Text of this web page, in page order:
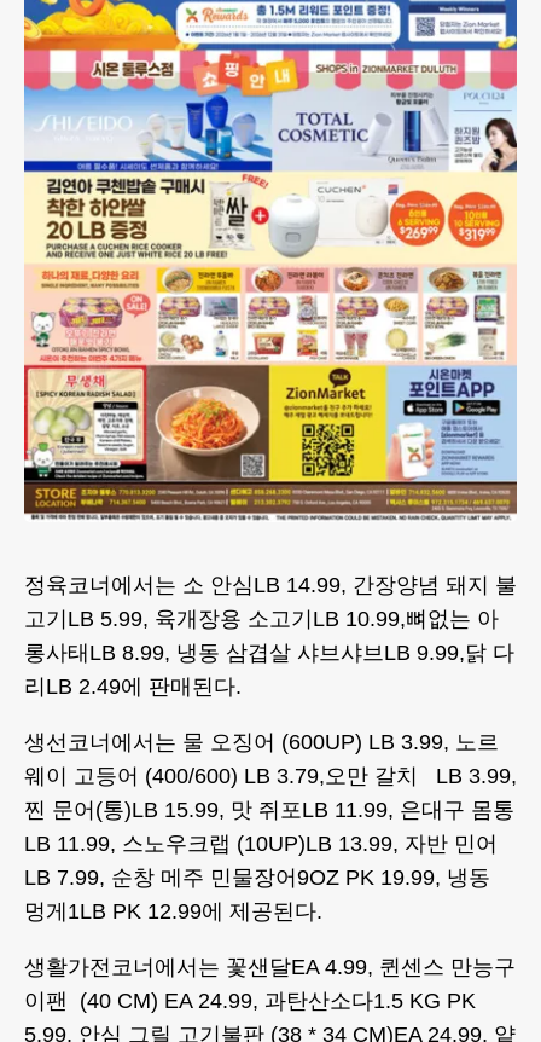
정육코너에서는 소 안심LB 14.99, 간장양념 돼지 불
고기LB 5.99, 육개장용 소고기LB 10.99,뼈없는 아
롱사태LB 8.99, 냉동 삼겹살 샤브샤브LB 9.99,닭 다
리LB 2.49에 판매된다.
생선코너에서는 물 오징어 (600UP) LB 3.99, 노르
웨이 고등어 (400/600) LB 3.79,오만 갈치 LB 3.99,
찐 문어(통)LB 15.99, 맛 쥐포LB 11.99, 은대구 몸통
LB 11.99, 스노우크랩 (10UP)LB 13.99, 자반 민어
LB 7.99, 순창 메주 민물장어9OZ PK 19.99, 냉동
멍게1LB PK 12.99에 제공된다.
생활가전코너에서는 꽃샌달EA 4.99, 퀸센스 만능구
이팬 (40 CM) EA 24.99, 과탄산소다1.5 KG PK
5.99, 안심 그릴 고기불판 (38 * 34 CM)EA 24.99, 얕